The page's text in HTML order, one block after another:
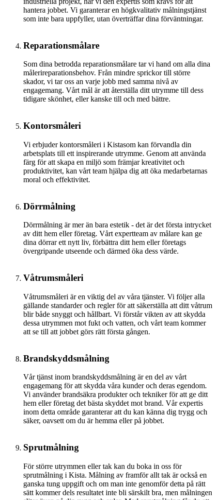
hantera jobbet. Vi garanterar en högkvalitativ målningstjänst
som inte bara uppfyller, utan överträffar dina förväntningar.
Reparationsmålare
Som dina betrodda reparationsmålare tar vi hand om alla dina
målerireparationsbehov. Från mindre sprickor till större
skador, vi tar oss an varje jobb med samma nivå av
engagemang. Vårt mål är att återställa ditt utrymme till dess
tidigare skönhet, eller kanske till och med bättre.
Kontorsmåleri
Vi erbjuder kontorsmåleri i Kistasom kan förvandla din
arbetsplats till ett inspirerande utrymme. Genom att använda
färg för att skapa en miljö som främjar kreativitet och
produktivitet, kan vårt team hjälpa dig att öka medarbetarnas
moral och effektivitet.
Dörrmålning
Dörrmålning är mer än bara estetik - det är det första intrycket
av ditt hem eller företag. Vårt expertteam av målare kan ge
dina dörrar ett nytt liv, förbättra ditt hem eller företags
övergripande utseende och därmed öka dess värde.
Våtrumsmåleri
Våtrumsmåleri är en viktig del av våra tjänster. Vi följer alla
gällande standarder och regler för att säkerställa att ditt våtrum
blir både snyggt och hållbart. Vi förstår vikten av att skydda
dessa utrymmen mot fukt och vatten, och vårt team kommer
att se till att jobbet görs rätt första gången.
Brandskyddsmålning
Vår tjänst inom brandskyddsmålning är en del av vårt
engagemang för att skydda våra kunder och deras egendom.
Vi använder brandsäkra produkter och tekniker för att ge ditt
hem eller företag det bästa skyddet mot brand. Vår expertis
inom detta område garanterar att du kan känna dig trygg och
säker, oavsett om du är hemma eller på jobbet.
Sprutmålning
För större utrymmen eller tak kan du boka in oss för
sprutmålning i Kista. Målning av framför allt tak är också en
ganska tung uppgift och om man inte genomför detta på rätt
sätt kommer dels resultatet inte bli särskilt bra, men målningen